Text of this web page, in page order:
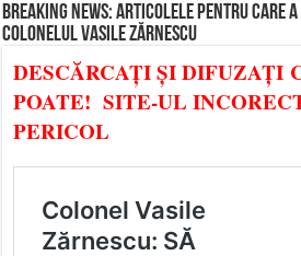
BREAKING NEWS: ARTICOLELE PENTRU CARE
COLONELUL VASILE ZĂRNESCU
DESCĂRCAȚI ȘI DIFUZAȚI
POATE! SITE-UL
PERICOL